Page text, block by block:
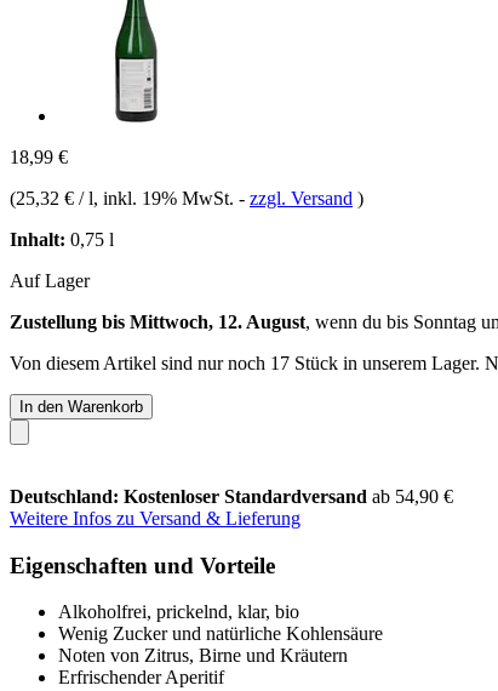
18,99 €
(25,32 € / l, inkl. 19% MwSt. - zzgl. Versand )
Inhalt: 0,75 l
Auf Lager
Zustellung bis Mittwoch, 12. August, wenn du bis Sonntag
Von diesem Artikel sind nur noch 17 Stück in unserem Lager.
In den Warenkorb
Deutschland: Kostenloser Standardversand ab 54,90 €
Weitere Infos zu Versand & Lieferung
Eigenschaften und Vorteile
Alkoholfrei, prickelnd, klar, bio
Wenig Zucker und natürliche Kohlensäure
Noten von Zitrus, Birne und Kräutern
Erfrischender Aperitif